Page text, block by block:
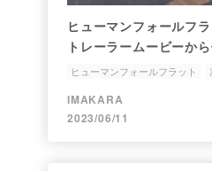
ヒューマンフォールフ
トレーラームービーか
ワク感。
ヒューマンフォールフラット
トレーラー
IMAKARA
2023/06/11